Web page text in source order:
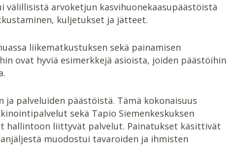
välillisistä arvoketjun kasvihuonekaasupäästöistä
kuljetukset ja jätteet.
liikematkustuksen sekä painamisen
ovat hyviä esimerkkejä asioista, joiden päästöihin
palveluiden päästöistä. Tämä kokonaisuus
sekä Tapio Siemenkeskuksen
hallintoon liittyvät palvelut. Painatukset käsittivät
muodostui tavaroiden ja ihmisten